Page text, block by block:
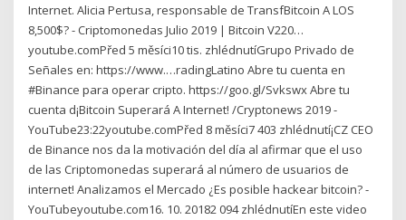
Internet. Alicia Pertusa, responsable de TransfBitcoin A LOS
8,500$? - Criptomonedas Julio 2019 | Bitcoin V220…
youtube.comPřed 5 měsíci10 tis. zhlédnutíGrupo Privado de
Señales en: https://www.…radingLatino Abre tu cuenta en
#Binance para operar cripto. https://goo.gl/Svkswx Abre tu
cuenta d¡Bitcoin Superará A Internet! /Cryptonews 2019 -
YouTube23:22youtube.comPřed 8 měsíci7 403 zhlédnutí¡CZ CEO
de Binance nos da la motivación del día al afirmar que el uso
de las Criptomonedas superará al número de usuarios de
internet! Analizamos el Mercado ¿Es posible hackear bitcoin? -
YouTubeyoutube.com16. 10. 20182 094 zhlédnutíEn este video